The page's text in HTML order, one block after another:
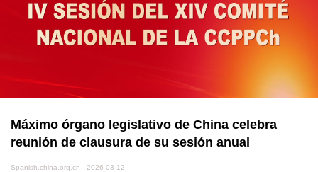
Máximo órgano legislativo de China celebra
reunión de clausura de su sesión anual
Spanish.china.org.cn 2026-03-12